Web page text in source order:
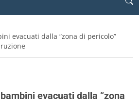
evacuati dalla “zona di pericolo”
evacuati dalla “zona